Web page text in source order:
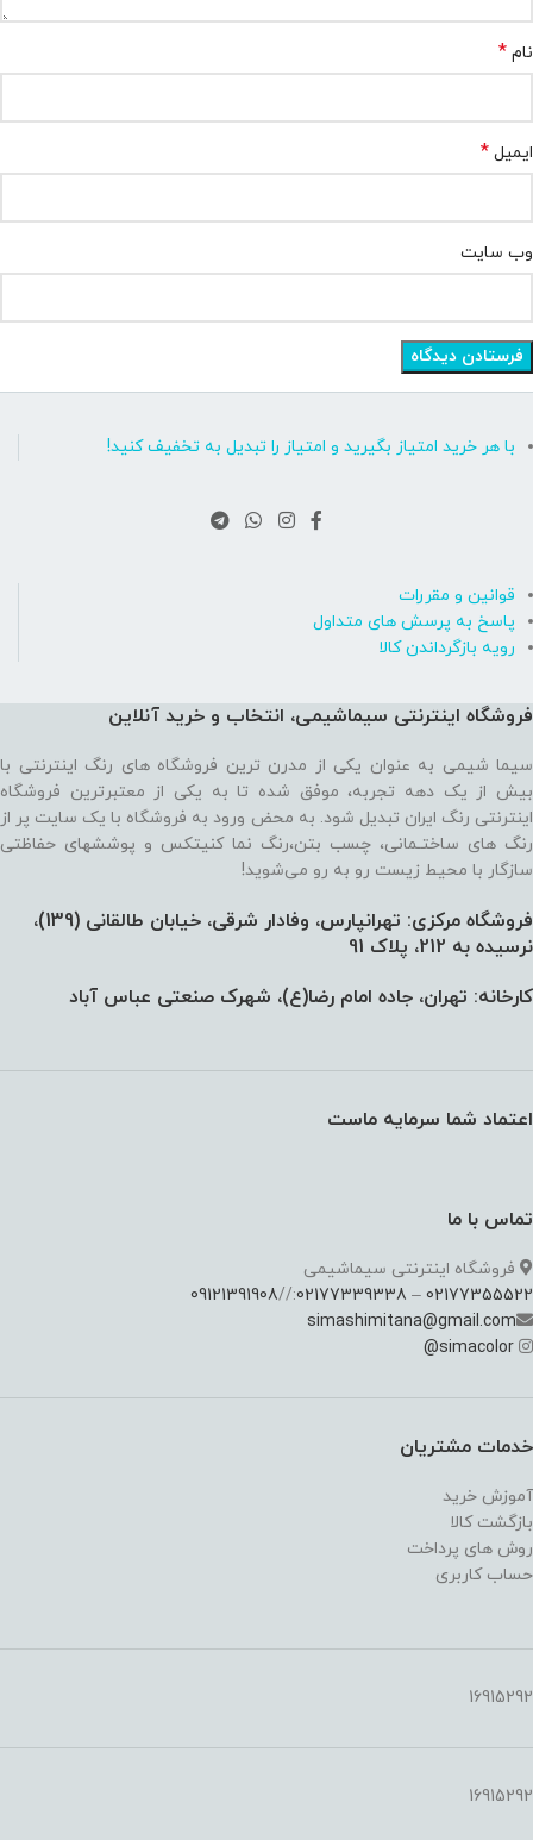
نام *
ایمیل *
وب‌ سایت
با هر خرید امتیاز بگیرید و امتیاز را تبدیل به تخفیف کنید!
قوانین و مقررات
پاسخ به پرسش های متداول
رویه بازگرداندن کالا
فروشگاه اینترنتی سیماشیمی، انتخاب و خرید آنلاین
سیما شیمی به عنوان یکی از مدرن ترین فروشگاه های رنگ اینترنتی با
بیش از یک دهه تجربه، موفق شده تا به یکی از معتبرترین فروشگاه
اینترنتی رنگ ایران تبدیل شود. به محض ورود به فروشگاه با یک سایت پر از
رنگ های ساختـمانی، چسب بتن،‌رنگ نما کنیتکس و پوششهای حفاظتی
سازگار با محیط زیست رو به رو می‌شوید!
فروشگاه مرکزی: تهرانپارس، وفادار شرقی، خیابان طالقانی (139)،‌
نرسیده به 212، پلاک 91
کارخانه: تهران، جاده امام رضا(ع)، شهرک صنعتی عباس آباد
اعتماد شما سرمایه ماست
تماس با ما
فروشگاه اینترنتی سیماشیمی
02177355522
–
02177339338
://
09121391908
simashimitana@gmail.com
simacolor
@
خدمات مشتریان
آموزش خرید
بازگشت کالا
روش های پرداخت
حساب کاربری
16915292
16915292